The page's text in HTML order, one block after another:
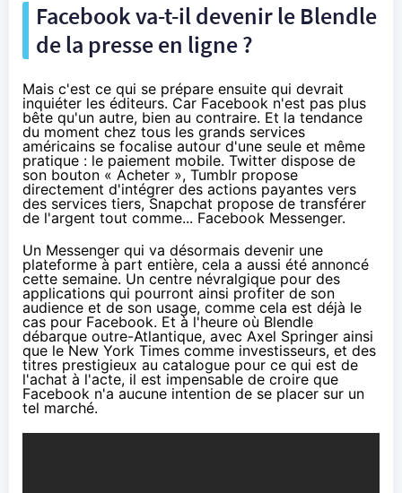
Facebook va-t-il devenir le Blendle
de la presse en ligne ?
Mais c'est ce qui se prépare ensuite qui devrait
inquiéter les éditeurs. Car Facebook n'est pas plus
bête qu'un autre, bien au contraire. Et la tendance
du moment chez tous les grands services
américains se focalise autour d'une seule et même
pratique : le paiement mobile. Twitter dispose de
son bouton « Acheter », Tumblr propose
directement d'intégrer des actions payantes vers
des services tiers, Snapchat propose de transférer
de l'argent tout comme... Facebook Messenger.
Un Messenger qui va désormais devenir une
plateforme à part entière, cela a aussi été annoncé
cette semaine. Un centre névralgique pour des
applications qui pourront ainsi profiter de son
audience et de son usage, comme cela est déjà le
cas pour Facebook. Et à l'heure où Blendle
débarque outre-Atlantique, avec Axel Springer ainsi
que le New York Times comme investisseurs, et des
titres prestigieux au catalogue pour ce qui est de
l'achat à l'acte, il est impensable de croire que
Facebook n'a aucune intention de se placer sur un
tel marché.